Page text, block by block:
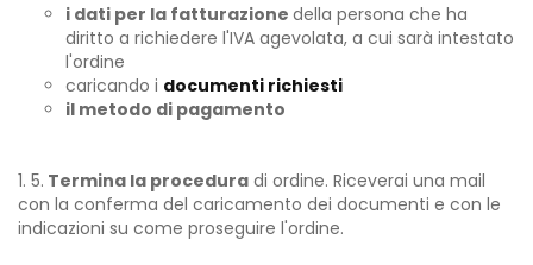
i dati per la fatturazione della persona che ha
diritto a richiedere l'IVA agevolata, a cui sarà intestato
l'ordine
caricando i documenti richiesti
il metodo di pagamento
5. ​Termina la procedura di ordine. Riceverai una mail
con la conferma del caricamento dei documenti e con le
indicazioni su come proseguire l'ordine.